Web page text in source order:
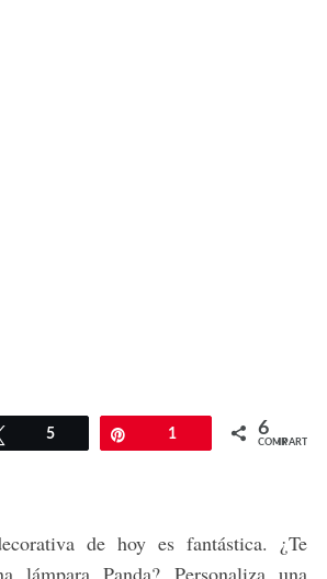
Twittear
5 1 6
COMPARTIR
de hoy es fantástica. ¿Te
lámpara Panda? Personaliza una